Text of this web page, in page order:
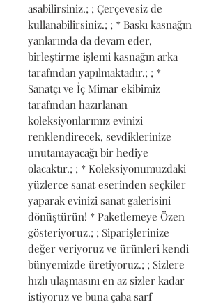
asabilirsiniz.; ; Çerçevesiz de
kullanabilirsiniz.; ; * Baskı kasnağın
yanlarında da devam eder,
birleştirme işlemi kasnağın arka
tarafından yapılmaktadır.; ; *
Sanatçı ve İç Mimar ekibimiz
tarafından hazırlanan
koleksiyonlarımız evinizi
renklendirecek, sevdiklerinize
unutamayacağı bir hediye
olacaktır.; ; * Koleksiyonumuzdaki
yüzlerce sanat eserinden seçkiler
yaparak evinizi sanat galerisini
dönüştürün! * Paketlemeye Özen
gösteriyoruz.; ; Siparişlerinize
değer veriyoruz ve ürünleri kendi
bünyemizde üretiyoruz.; ; Sizlere
hızlı ulaşmasını en az sizler kadar
istiyoruz ve buna çaba sarf